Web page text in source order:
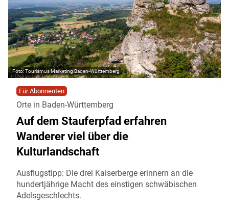
Tourismus Marketing Baden-Württemberg
Für Abonnenten
Orte in Baden-Württemberg
Auf dem Stauferpfad erfahren
Wanderer viel über die
Kulturlandschaft
Ausflugstipp: Die drei Kaiserberge erinnern an die
hundertjährige Macht des einstigen schwäbischen
Adelsgeschlechts.